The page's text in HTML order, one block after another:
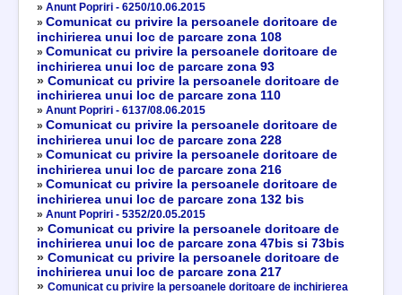
» Anunt Popriri - 6250/10.06.2015
» Comunicat cu privire la persoanele doritoare de
inchirierea unui loc de parcare zona 108
» Comunicat cu privire la persoanele doritoare de
inchirierea unui loc de parcare zona 93
» Comunicat cu privire la persoanele doritoare de
inchirierea unui loc de parcare zona 110
» Anunt Popriri - 6137/08.06.2015
» Comunicat cu privire la persoanele doritoare de
inchirierea unui loc de parcare zona 228
» Comunicat cu privire la persoanele doritoare de
inchirierea unui loc de parcare zona 216
» Comunicat cu privire la persoanele doritoare de
inchirierea unui loc de parcare zona 132 bis
» Anunt Popriri - 5352/20.05.2015
» Comunicat cu privire la persoanele doritoare de
inchirierea unui loc de parcare zona 47bis si 73bis
» Comunicat cu privire la persoanele doritoare de
inchirierea unui loc de parcare zona 217
» Comunicat cu privire la persoanele doritoare de inchirierea